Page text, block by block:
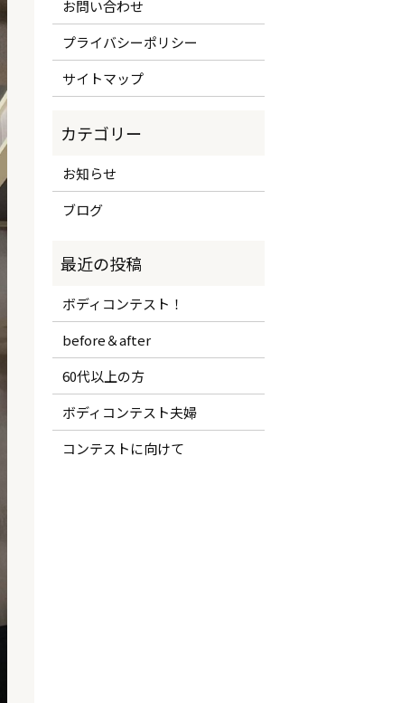
お問い合わせ
プライバシーポリシー
サイトマップ
お知らせ
ブログ
ボディコンテスト！
before＆after
60代以上の方
ボディコンテスト夫婦
コンテストに向けて